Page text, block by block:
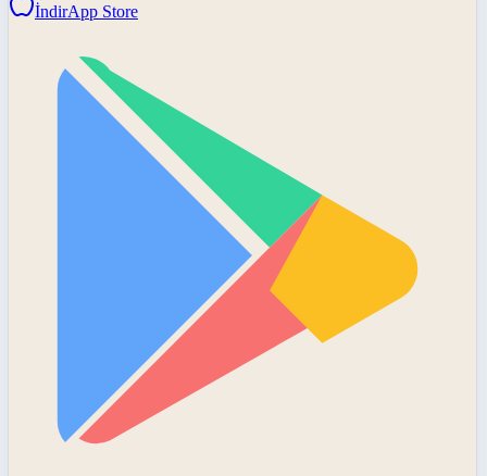
İndirApp Store